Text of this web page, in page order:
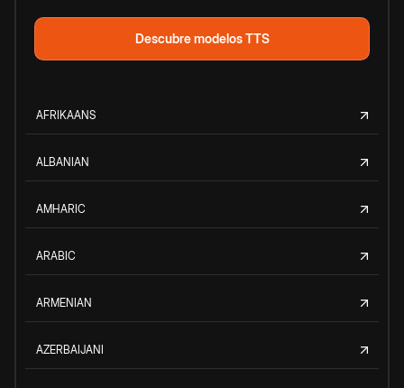
Descubre modelos TTS
AFRIKAANS
ALBANIAN
AMHARIC
ARABIC
ARMENIAN
AZERBAIJANI